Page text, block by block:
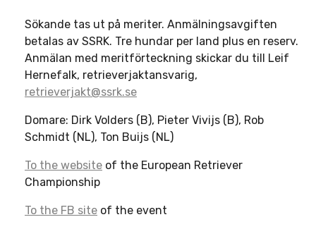
Sökande tas ut på meriter. Anmälningsavgiften
betalas av SSRK. Tre hundar per land plus en reserv.
Anmälan med meritförteckning skickar du till Leif
Hernefalk, retrieverjaktansvarig,
retrieverjakt@ssrk.se
Domare: Dirk Volders (B), Pieter Vivijs (B), Rob
Schmidt (NL), Ton Buijs (NL)
To the website of the European Retriever
Championship
To the FB site of the event